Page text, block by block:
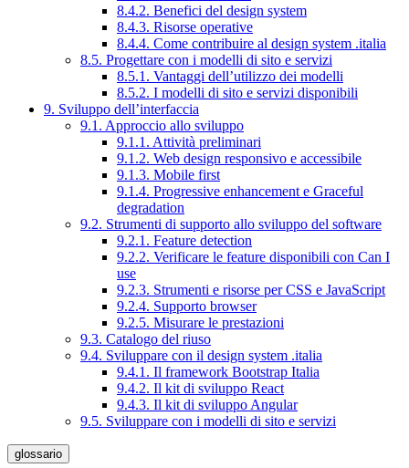
8.4.2. Benefici del design system
8.4.3. Risorse operative
8.4.4. Come contribuire al design system .italia
8.5. Progettare con i modelli di sito e servizi
8.5.1. Vantaggi dell’utilizzo dei modelli
8.5.2. I modelli di sito e servizi disponibili
9. Sviluppo dell’interfaccia
9.1. Approccio allo sviluppo
9.1.1. Attività preliminari
9.1.2. Web design responsivo e accessibile
9.1.3. Mobile first
9.1.4. Progressive enhancement e Graceful
degradation
9.2. Strumenti di supporto allo sviluppo del software
9.2.1. Feature detection
9.2.2. Verificare le feature disponibili con Can I
use
9.2.3. Strumenti e risorse per CSS e JavaScript
9.2.4. Supporto browser
9.2.5. Misurare le prestazioni
9.3. Catalogo del riuso
9.4. Sviluppare con il design system .italia
9.4.1. Il framework Bootstrap Italia
9.4.2. Il kit di sviluppo React
9.4.3. Il kit di sviluppo Angular
9.5. Sviluppare con i modelli di sito e servizi
glossario